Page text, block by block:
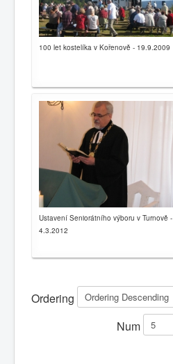
100 let kostelíka v Kořenově - 19.9.2009
Ustavení Seniorátního výboru v Turnově -
4.3.2012
Ordering
Num